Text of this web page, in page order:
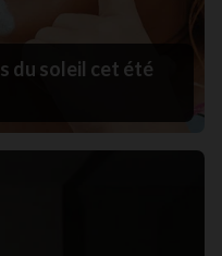
du soleil cet été